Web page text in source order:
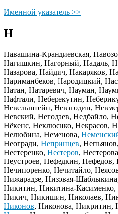
Именной указатель >>
Н
Навашина-Крандиевская,
Нагишкин, Нагорный, Надаль,
Назарова, Найдич, Накаряков,
Нариманбеков, Народицкий,
Натан, Натаревич, Науман,
Нафтали, Неберекутин,
Невельштейн, Невзгодин,
Невский, Негодаев, Недбайло,
Нёкенс, Неклюенко, Некрасов,
Нелюбина, Неменова,
Неогради, Непринцев,
Нестеренко, Нестеров,
Неустроев, Нефедкин, Нефедов,
Нечипоренко, Нечитайло,
Нижарадзе, Низовая-Шаблыкина,
Никитин, Никитина-
Никич, Никишин, Николаев,
Никонов, Никонова, Никритин,